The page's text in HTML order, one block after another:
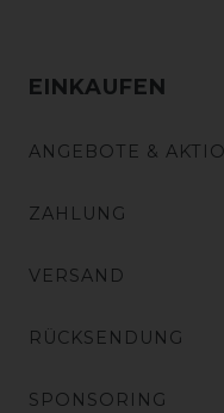
EINKAUFEN
ANGEBOTE &
ZAHLUNG
VERSAND
RÜCKSENDUNG
SPONSORING